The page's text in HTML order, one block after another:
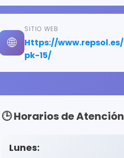
🌐
SITIO WEB
https://www.repsol.es/buscador-eess-y-puntos-de-recarga/gipuzkoa/beasain/cr-a-636-
pk-15/
🕒 Horarios de Atención
Lunes: